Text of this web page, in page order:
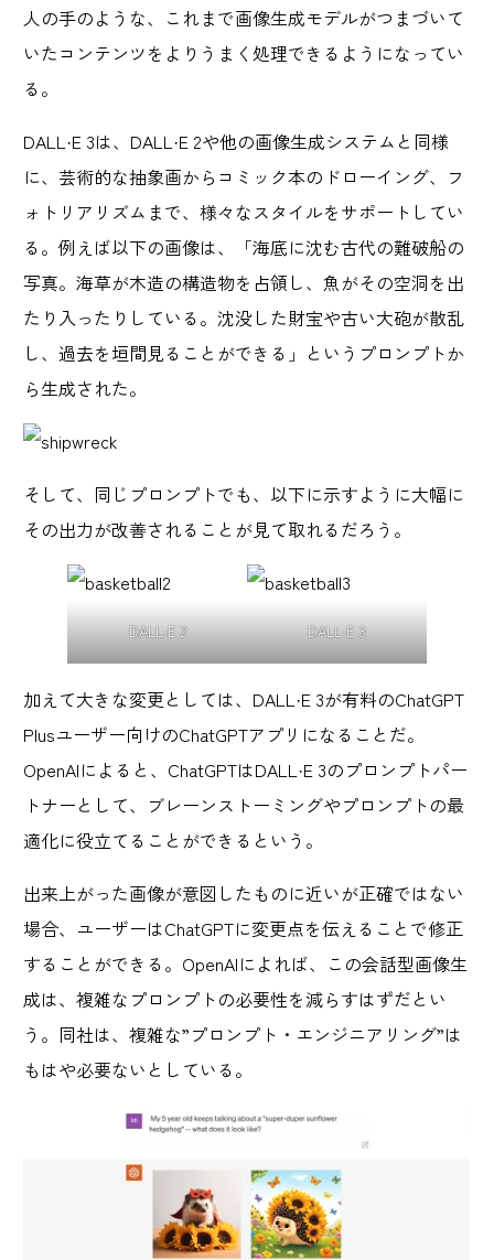
人の手のような、これまで画像生成モデルがつまづいて
いたコンテンツをよりうまく処理できるようになってい
る。
DALL·E 3は、DALL·E 2や他の画像生成システムと同様
に、芸術的な抽象画からコミック本のドローイング、フ
ォトリアリズムまで、様々なスタイルをサポートしてい
る。例えば以下の画像は、「海底に沈む古代の難破船の
写真。海草が木造の構造物を占領し、魚がその空洞を出
たり入ったりしている。沈没した財宝や古い大砲が散乱
し、過去を垣間見ることができる」というプロンプトか
ら生成された。
そして、同じプロンプトでも、以下に示すように大幅に
その出力が改善されることが見て取れるだろう。
DALL·E 2 DALL·E 3
加えて大きな変更としては、DALL·E 3が有料のChatGPT
Plusユーザー向けのChatGPTアプリになることだ。
OpenAIによると、ChatGPTはDALL·E 3のプロンプトパー
トナーとして、ブレーンストーミングやプロンプトの最
適化に役立てることができるという。
出来上がった画像が意図したものに近いが正確ではない
場合、ユーザーはChatGPTに変更点を伝えることで修正
することができる。OpenAIによれば、この会話型画像生
成は、複雑なプロンプトの必要性を減らすはずだとい
う。同社は、複雑な”プロンプト・エンジニアリング”は
もはや必要ないとしている。